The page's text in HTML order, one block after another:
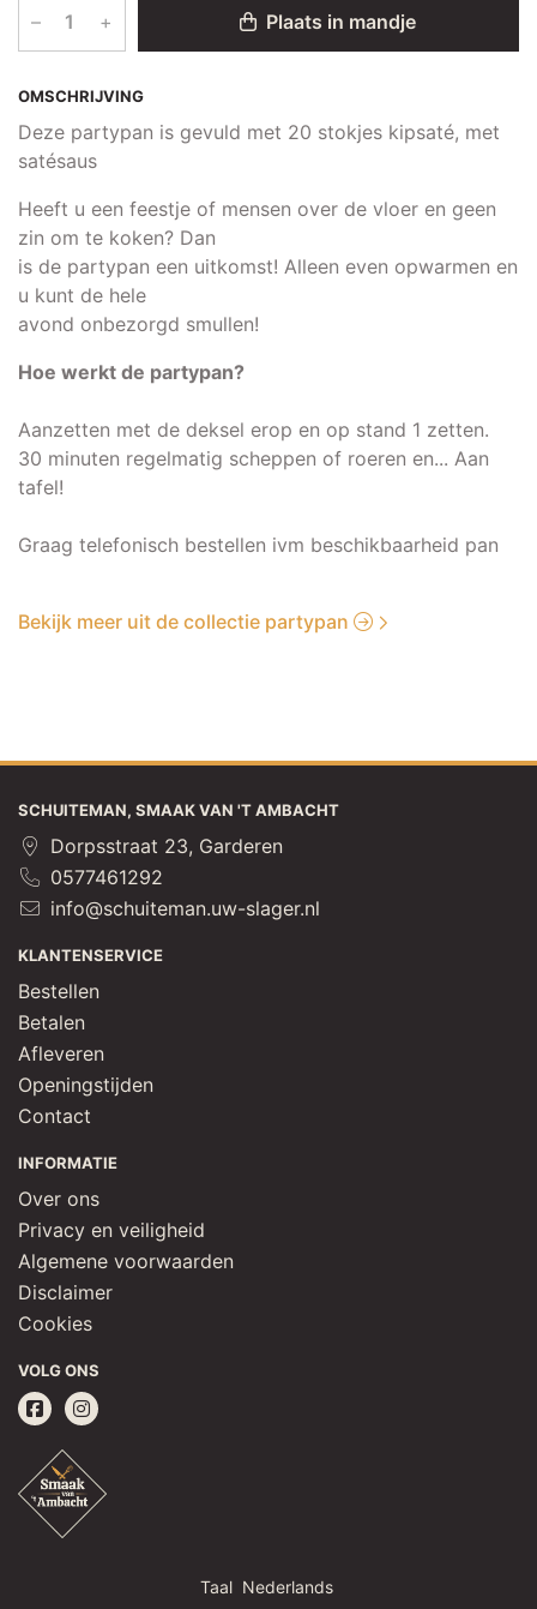
OMSCHRIJVING
Deze partypan is gevuld met 20 stokjes kipsaté, met
satésaus
Heeft u een feestje of mensen over de vloer en geen
zin om te koken? Dan
is de partypan een uitkomst! Alleen even opwarmen en
u kunt de hele
avond onbezorgd smullen!
Hoe werkt de partypan?
Aanzetten met de deksel erop en op stand 1 zetten.
30 minuten regelmatig scheppen of roeren en... Aan
tafel!
Graag telefonisch bestellen ivm beschikbaarheid pan
– + Plaats in mandje
Bekijk meer uit de collectie partypan
SCHUITEMAN, SMAAK VAN 'T AMBACHT
Dorpsstraat 23, Garderen
0577461292
info@schuiteman.uw-slager.nl
KLANTENSERVICE
Bestellen
Betalen
Afleveren
Openingstijden
Contact
INFORMATIE
Over ons
Privacy en veiligheid
Algemene voorwaarden
Disclaimer
Cookies
VOLG ONS
Taal